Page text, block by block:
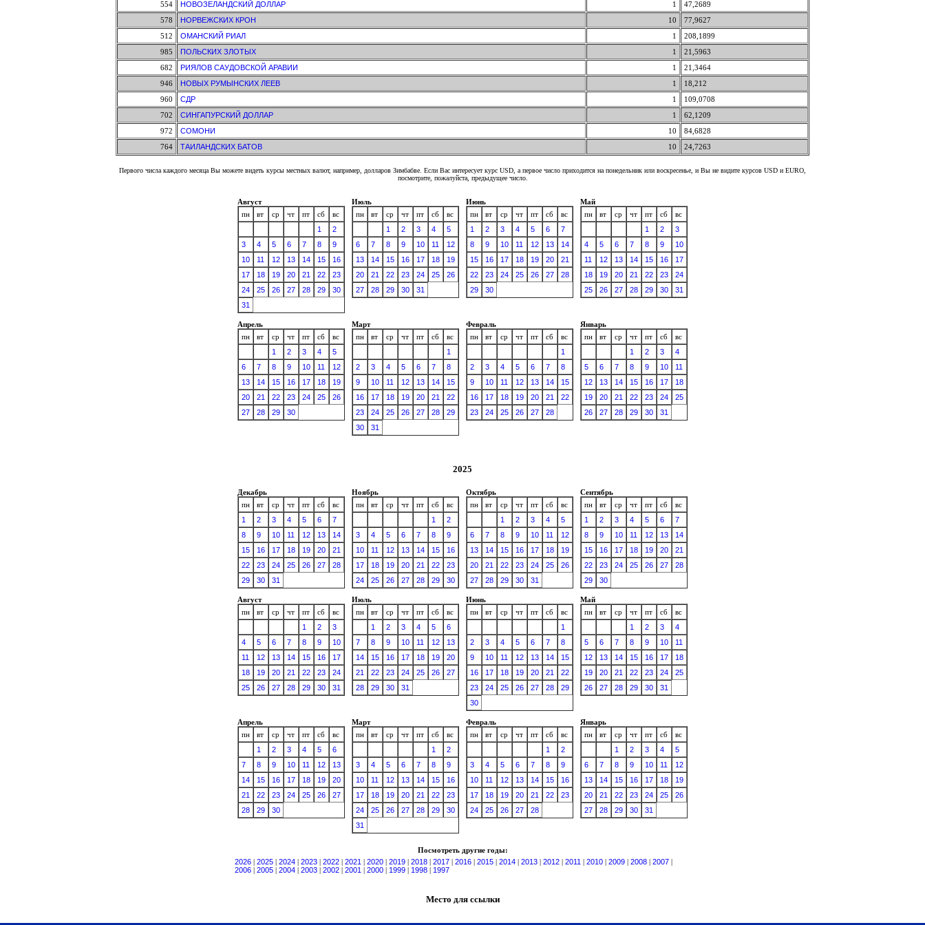
554 НОВОЗЕЛАНДСКИЙ ДОЛЛАР 1
47,2689
578
НОРВЕЖСКИХ КРОН 10
77,9627
512
ОМАНСКИЙ РИАЛ 1
208,1899
985
ПОЛЬСКИХ ЗЛОТЫХ 1
21,5963
682
РИЯЛОВ САУДОВСКОЙ АРАВИИ 1
21,3464
946
НОВЫХ РУМЫНСКИХ ЛЕЕВ 1
18,212
960
СДР 1
109,0708
702
СИНГАПУРСКИЙ ДОЛЛАР 1
62,1209
972
СОМОНИ 10
84,6828
764
ТАИЛАНДСКИХ БАТОВ 10 24,7263
Первого числа каждого месяца Вы можете видеть курсы местных валют, например, долларов Зимбабве. Если Вас интересует курс USD, а первое число приходится на понедельник или воскресенье, и Вы не видите курсов USD и EURO,
посмотрите, пожалуйста, предыдущее число.
Август
пн
вт ср чт пт сб
вс
1
2
3
4 5 6 7 8
9
10
11 12 13 14 15
16
17
18 19 20 21 22
23
24
25 26 27 28 29
30
31
Июль
пн
вт ср чт пт сб
вс
1
2 3 4
5
6
7 8 9 10 11
12
13
14 15 16 17 18
19
20
21 22 23 24 25
26
27
28 29 30 31
Июнь
пн
вт ср чт пт сб
вс
1
2 3 4 5 6
7
8
9 10 11 12 13
14
15
16 17 18 19 20
21
22
23 24 25 26 27
28
29
30
Май
пн
вт ср чт пт сб
вс
1
2
3
4
5 6 7 8 9
10
11
12 13 14 15 16
17
18
19 20 21 22 23
24
25
26 27 28 29 30 31
Апрель
пн
вт ср чт пт сб
вс
1
2 3 4
5
6
7 8 9 10 11
12
13
14 15 16 17 18
19
20
21 22 23 24 25
26
27
28 29 30
Март
пн
вт ср чт пт сб
вс
1
2
3 4 5 6 7
8
9
10 11 12 13 14
15
16
17 18 19 20 21
22
23
24 25 26 27 28
29
30
31
Февраль
пн
вт ср чт пт сб
вс
1
2
3 4 5 6 7
8
9
10 11 12 13 14
15
16
17 18 19 20 21
22
23
24 25 26 27 28
Январь
пн
вт ср чт пт сб
вс
1
2 3
4
5
6 7 8 9 10
11
12
13 14 15 16 17
18
19
20 21 22 23 24
25
26
27 28 29 30 31
2025
Декабрь
пн
вт ср чт пт сб
вс
1
2 3 4 5 6
7
8
9 10 11 12 13
14
15
16 17 18 19 20
21
22
23 24 25 26 27
28
29
30 31
Ноябрь
пн
вт ср чт пт сб
вс
1
2
3
4 5 6 7 8
9
10
11 12 13 14 15
16
17
18 19 20 21 22
23
24
25 26 27 28 29 30
Октябрь
пн
вт ср чт пт сб
вс
1
2 3 4
5
6
7 8 9 10 11
12
13
14 15 16 17 18
19
20
21 22 23 24 25
26
27
28 29 30 31
Сентябрь
пн
вт ср чт пт сб
вс
1
2 3 4 5 6
7
8
9 10 11 12 13
14
15
16 17 18 19 20
21
22
23 24 25 26 27
28
29
30
Август
пн
вт ср чт пт сб
вс
1
2
3
4
5 6 7 8 9
10
11
12 13 14 15 16
17
18
19 20 21 22 23
24
25
26 27 28 29 30 31
Июль
пн
вт ср чт пт сб
вс
1
2 3 4 5
6
7
8 9 10 11 12
13
14
15 16 17 18 19
20
21
22 23 24 25 26
27
28
29 30 31
Июнь
пн
вт ср чт пт сб
вс
1
2
3 4 5 6 7
8
9
10 11 12 13 14
15
16
17 18 19 20 21
22
23
24 25 26 27 28
29
30
Май
пн
вт ср чт пт сб
вс
1
2 3
4
5
6 7 8 9 10
11
12
13 14 15 16 17
18
19
20 21 22 23 24
25
26
27 28 29 30 31
Апрель
пн
вт ср чт пт сб
вс
1
2 3 4 5
6
7
8 9 10 11 12
13
14
15 16 17 18 19
20
21
22 23 24 25 26
27
28
29 30
Март
пн
вт ср чт пт сб
вс
1
2
3
4 5 6 7 8
9
10
11 12 13 14 15
16
17
18 19 20 21 22
23
24
25 26 27 28 29
30
31
Февраль
пн
вт ср чт пт сб
вс
1
2
3
4 5 6 7 8
9
10
11 12 13 14 15
16
17
18 19 20 21 22
23
24
25 26 27 28
Январь
пн
вт ср чт пт сб
вс
1
2 3 4
5
6
7 8 9 10 11
12
13
14 15 16 17 18
19
20
21 22 23 24 25
26
27
28 29 30 31
Посмотреть другие годы:
2026
2025 2024 2023 2022 2021 2020 2019 2018 2017 2016 2015 2014 2013 2012 2011 2010 2009 2008 2007
2006
2005 2004 2003 2002 2001 2000 1999 1998 1997
Место для ссылки